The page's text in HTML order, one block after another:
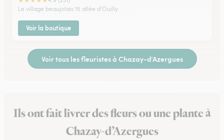
Le village beaujolais 15 allée d'Ouilly
Voir la boutique
Voir tous les fleuristes à Chazay-d’Azergues
Ils ont fait livrer des fleurs ou une plante à
Chazay-d’Azergues